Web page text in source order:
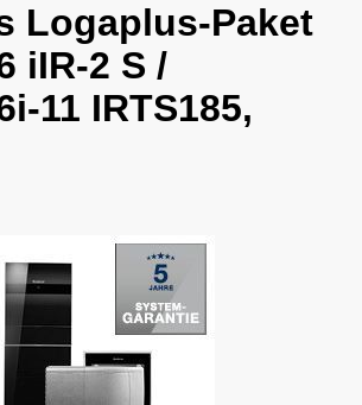
Logaplus-Paket
iIR-2 S /
11 IRTS185,